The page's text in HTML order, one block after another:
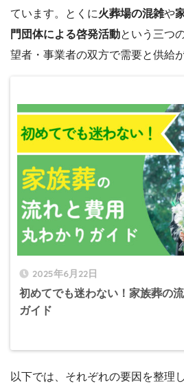
ています。とくに火葬場の混雑や
門団体による啓発活動という三つ
望者・事業者の双方で需要と供給
2025年6月22日
初めてでも迷わない！家族葬の
ガイド
以下では、それぞれの要因を整理